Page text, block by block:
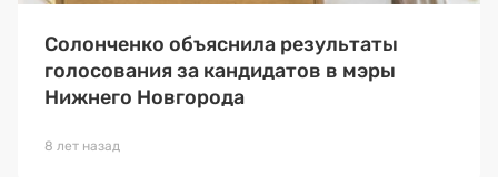
Солонченко объяснила результаты
голосования за кандидатов в мэры
Нижнего Новгорода
8 лет назад